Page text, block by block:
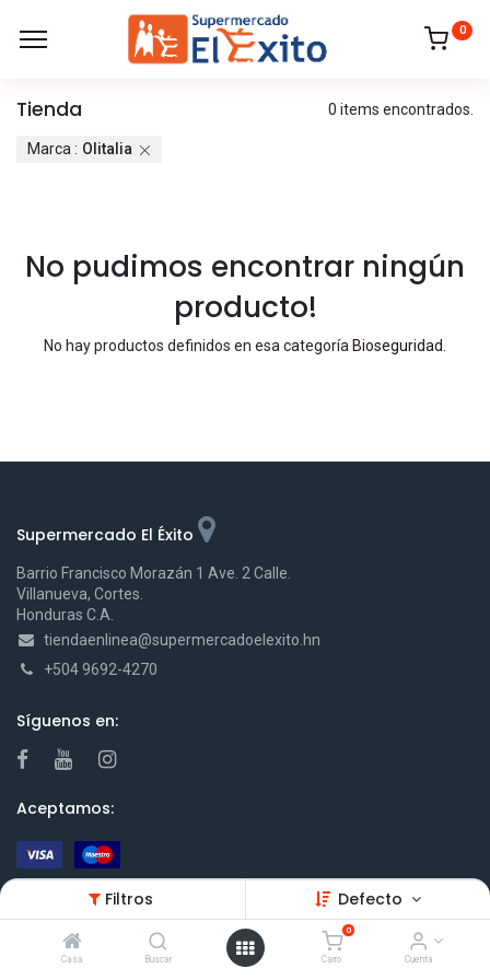
Filtros Defecto
Casa Buscar
0
Carro Cuenta
0
Tienda 0 items encontrados.
Marca : Olitalia
No pudimos encontrar ningún
producto!
No hay productos definidos en esa categoría Bioseguridad.
Supermercado El Éxito
Barrio Francisco Morazán 1 Ave. 2 Calle.
Villanueva, Cortes.
Honduras C.A.
tiendaenlinea@supermercadoelexito.hn
+504 9692-4270
Síguenos en:
Aceptamos:
Horarios para pedidos
De Lunes a Domingo